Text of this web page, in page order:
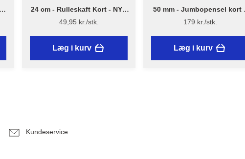
24 cm - Rulleskaft Kort - NYT
DESIGN - Flügger
49,95 kr./stk.
Læg i kurv
50 mm - Jumbopensel kort
Flügger Excellence Series
179 kr./stk.
Læg i kurv
Kundeservice